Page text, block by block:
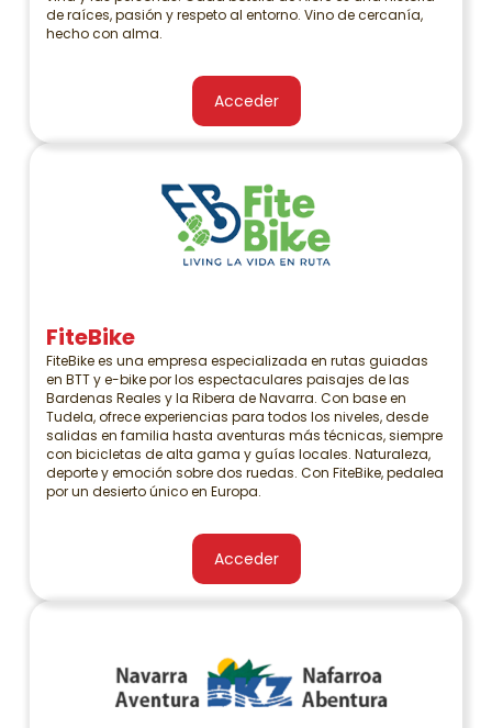
de raíces, pasión y respeto al entorno. Vino de cercanía,
hecho con alma.
Acceder
FiteBike
FiteBike es una empresa especializada en rutas guiadas
en BTT y e-bike por los espectaculares paisajes de las
Bardenas Reales y la Ribera de Navarra. Con base en
Tudela, ofrece experiencias para todos los niveles, desde
salidas en familia hasta aventuras más técnicas, siempre
con bicicletas de alta gama y guías locales. Naturaleza,
deporte y emoción sobre dos ruedas. Con FiteBike, pedalea
por un desierto único en Europa.
Acceder